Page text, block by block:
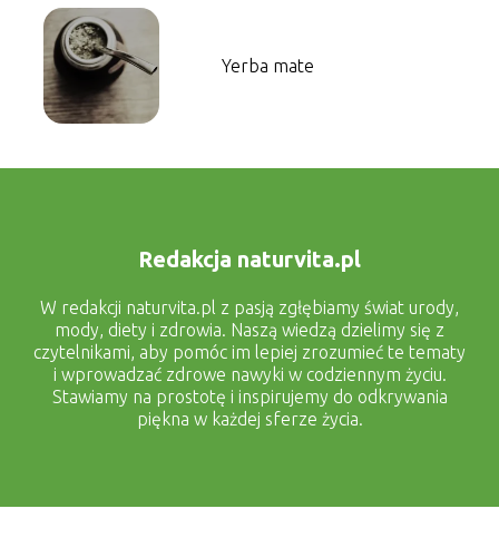
Yerba mate
Redakcja naturvita.pl
W redakcji naturvita.pl z pasją zgłębiamy świat urody,
mody, diety i zdrowia. Naszą wiedzą dzielimy się z
czytelnikami, aby pomóc im lepiej zrozumieć te tematy
i wprowadzać zdrowe nawyki w codziennym życiu.
Stawiamy na prostotę i inspirujemy do odkrywania
piękna w każdej sferze życia.